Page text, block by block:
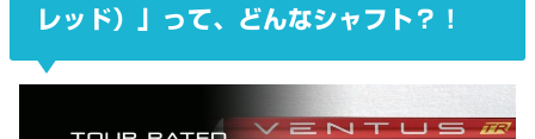
レッド）」って、どんなシャフト？！